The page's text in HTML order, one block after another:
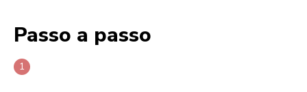
Passo a passo